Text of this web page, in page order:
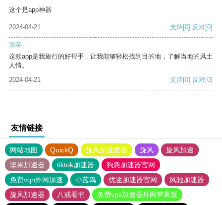
这个是app神器
2024-04-21 支持[0] 反对[0]
游客
这款app是我旅行的好帮手，让我能够轻松找到目的地，了解当地的风土
人情。
2024-04-21
支持[0] 反对[0]
友情链接
网站地图 QuickQ 旋风加速度器 旋风
旋风加速
坚果加速器
tiktok加速器
狗急加速器官网
免费vqn外网加速
小蓝鸟 优途加速器官网
风驰加速器
旋风加速器
八戒看书
免费vps加速器外网苹果版